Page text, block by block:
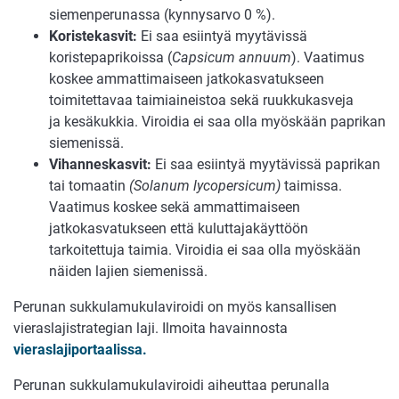
siemenperunassa (kynnysarvo 0 %).
Koristekasvit: Ei saa esiintyä myytävissä
koristepaprikoissa (Capsicum annuum). Vaatimus
koskee ammattimaiseen jatkokasvatukseen
toimitettavaa taimiaineistoa sekä ruukkukasveja
ja kesäkukkia. Viroidia ei saa olla myöskään paprikan
siemenissä.
Vihanneskasvit: Ei saa esiintyä myytävissä paprikan
tai tomaatin (Solanum lycopersicum) taimissa.
Vaatimus koskee sekä ammattimaiseen
jatkokasvatukseen että kuluttajakäyttöön
tarkoitettuja taimia. Viroidia ei saa olla myöskään
näiden lajien siemenissä.
Perunan sukkulamukulaviroidi on myös kansallisen
vieraslajistrategian laji. Ilmoita havainnosta
vieraslajiportaalissa.
Perunan sukkulamukulaviroidi aiheuttaa perunalla